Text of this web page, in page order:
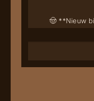
🤠 **Nieuw